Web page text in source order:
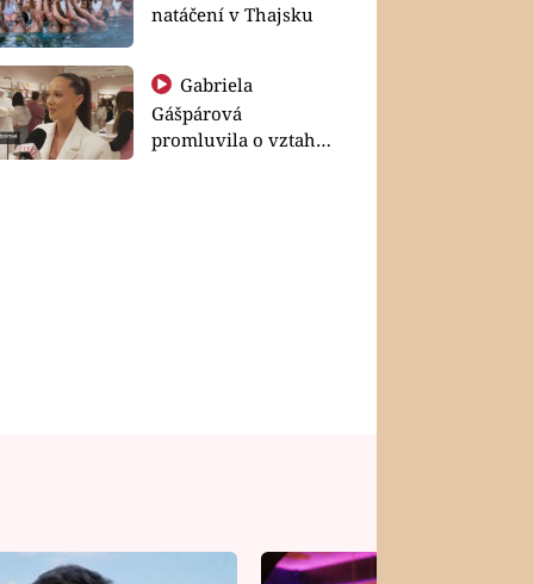
natáčení v Thajsku
Gabriela
Gášpárová
promluvila o vztahu